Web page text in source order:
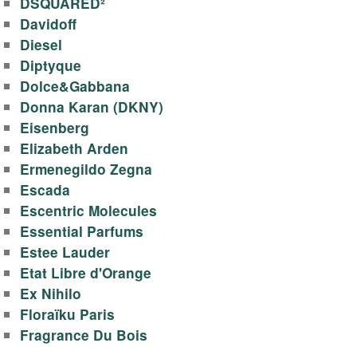
у
а
л
е
т
н
о
й
в
Davidoff
Diesel
Diptyque
Dolce&Gabbana
Donna Karan (DKNY)
Eisenberg
Elizabeth Arden
Ermenegildo Zegna
Escada
Escentric Molecules
Essential Parfums
Estee Lauder
Etat Libre d'Orange
Ex Nihilo
Floraïku Paris
Fragrance Du Bois